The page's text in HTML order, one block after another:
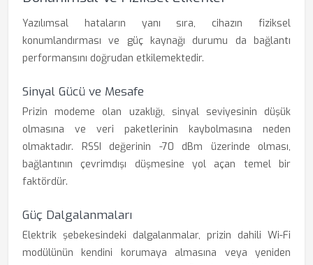
Yazılımsal hataların yanı sıra, cihazın fiziksel
konumlandırması ve güç kaynağı durumu da bağlantı
performansını doğrudan etkilemektedir.
Sinyal Gücü ve Mesafe
Prizin modeme olan uzaklığı, sinyal seviyesinin düşük
olmasına ve veri paketlerinin kaybolmasına neden
olmaktadır. RSSI değerinin -70 dBm üzerinde olması,
bağlantının çevrimdışı düşmesine yol açan temel bir
faktördür.
Güç Dalgalanmaları
Elektrik şebekesindeki dalgalanmalar, prizin dahili Wi-Fi
modülünün kendini korumaya almasına veya yeniden